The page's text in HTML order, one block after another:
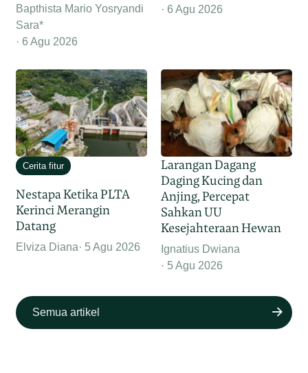
Bapthista Mario Yosryandi
Sara*
6 Agu 2026
6 Agu 2026
Cerita fitur
Nestapa Ketika PLTA
Kerinci Merangin
Datang
Elviza Diana 5 Agu 2026
Larangan Dagang
Daging Kucing dan
Anjing, Percepat
Sahkan UU
Kesejahteraan Hewan
Ignatius Dwiana
5 Agu 2026
Semua artikel